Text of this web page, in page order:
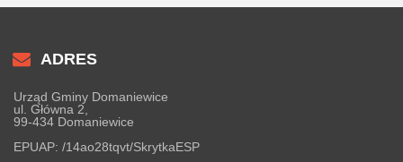
ADRES
Urząd Gminy Domaniewice
ul. Główna 2,
99-434 Domaniewice
EPUAP: /14ao28tqvt/SkrytkaESP